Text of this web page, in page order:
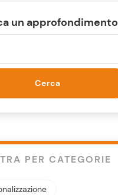
un approfondimento
Cerca
PER CATEGORIE